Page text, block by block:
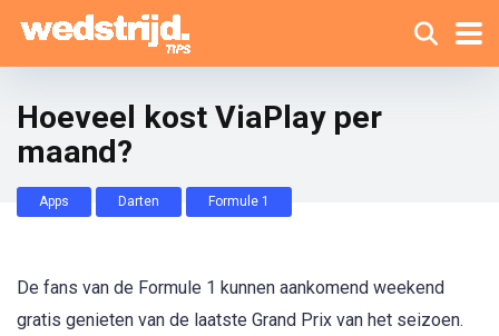
Hoeveel kost ViaPlay per
maand?
Apps Darten Formule 1
De fans van de Formule 1 kunnen aankomend weekend
gratis genieten van de laatste Grand Prix van het seizoen.